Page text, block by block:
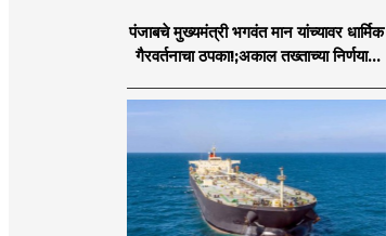
पंजाबचे मुख्यमंत्री भगवंत मान यांच्यावर धार्मिक
गैरवर्तनाचा ठपका!;अकाल तख्ताच्या निर्णयाने